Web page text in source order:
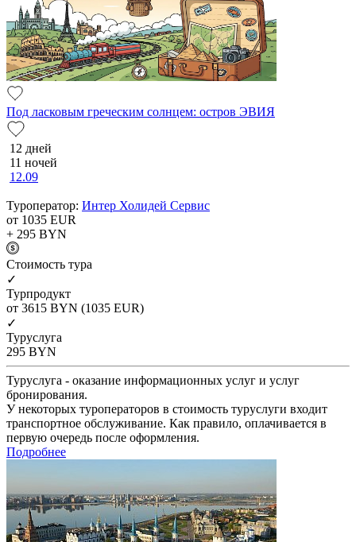
Под ласковым греческим солнцем: остров ЭВИЯ
12 дней
11 ночей
12.09
Туроператор: Интер Холидей Сервис
от 1035 EUR
+ 295 BYN
Cтоимость тура
✓
Турпродукт
от 3615 BYN (1035 EUR)
✓
Туруслуга
295 BYN
Туруслуга - оказание информационных услуг и услуг
бронирования.
У некоторых туроператоров в стоимость туруслуги входит
транспортное обслуживание. Как правило, оплачивается в
первую очередь после оформления.
Подробнее